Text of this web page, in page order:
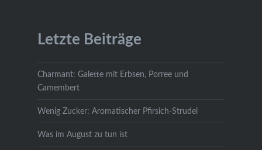
Letzte Beiträge
Charmant: Galette mit Erbsen, Porree und
Camembert
Wenig Zucker: Aromatischer Pfirsich-Strudel
Was im August zu tun ist